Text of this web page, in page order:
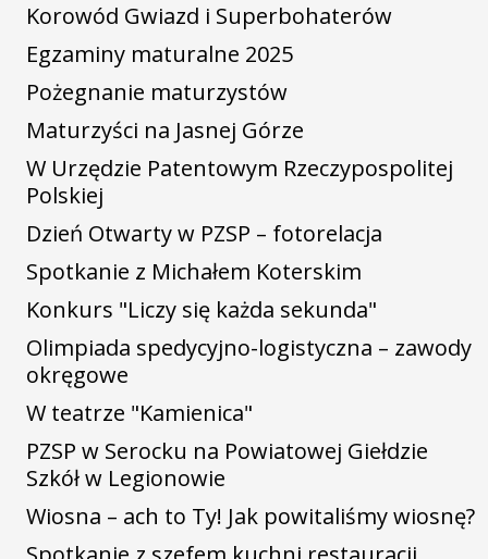
Korowód Gwiazd i Superbohaterów
Egzaminy maturalne 2025
Pożegnanie maturzystów
Maturzyści na Jasnej Górze
W Urzędzie Patentowym Rzeczypospolitej
Polskiej
Dzień Otwarty w PZSP – fotorelacja
Spotkanie z Michałem Koterskim
Konkurs "Liczy się każda sekunda"
Olimpiada spedycyjno-logistyczna – zawody
okręgowe
W teatrze "Kamienica"
PZSP w Serocku na Powiatowej Giełdzie
Szkół w Legionowie
Wiosna – ach to Ty! Jak powitaliśmy wiosnę?